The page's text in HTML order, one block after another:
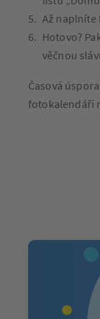
Až naplníte
Hotovo?
věčnou
Časová
fotokalendáři